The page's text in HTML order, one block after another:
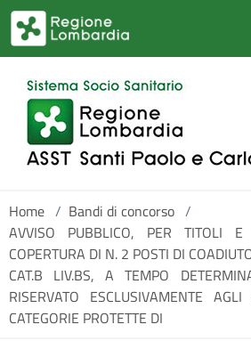
Salta al contenuto principale
Home / Bandi di concorso /
AVVISO PUBBLICO, PER TITOLI
COPERTURA DI N. 2 POSTI DI
CAT.B LIV.BS, A TEMPO
RISERVATO ESCLUSIVAMENTE
CATEGORIE PROTETTE DI